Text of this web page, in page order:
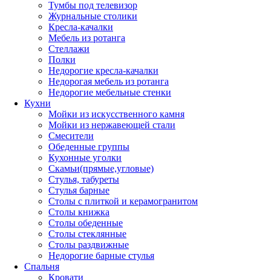
Тумбы под телевизор
Журнальные столики
Кресла-качалки
Мебель из ротанга
Стеллажи
Полки
Недорогие кресла-качалки
Недорогая мебель из ротанга
Недорогие мебельные стенки
Кухни
Мойки из искусственного камня
Мойки из нержавеющей стали
Смесители
Обеденные группы
Кухонные уголки
Скамьи(прямые,угловые)
Стулья, табуреты
Стулья барные
Столы с плиткой и керамогранитом
Столы книжка
Столы обеденные
Столы стеклянные
Столы раздвижные
Недорогие барные стулья
Спальня
Кровати